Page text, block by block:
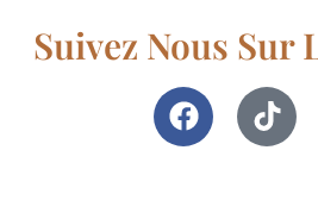
Suivez Nous Sur